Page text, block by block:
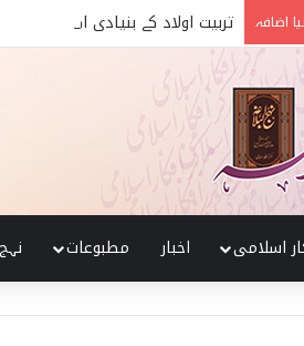
نیا اضافہ تربیت اولاد کے بنیادی اصول نہج
اسلامی اخبار مطبوعات